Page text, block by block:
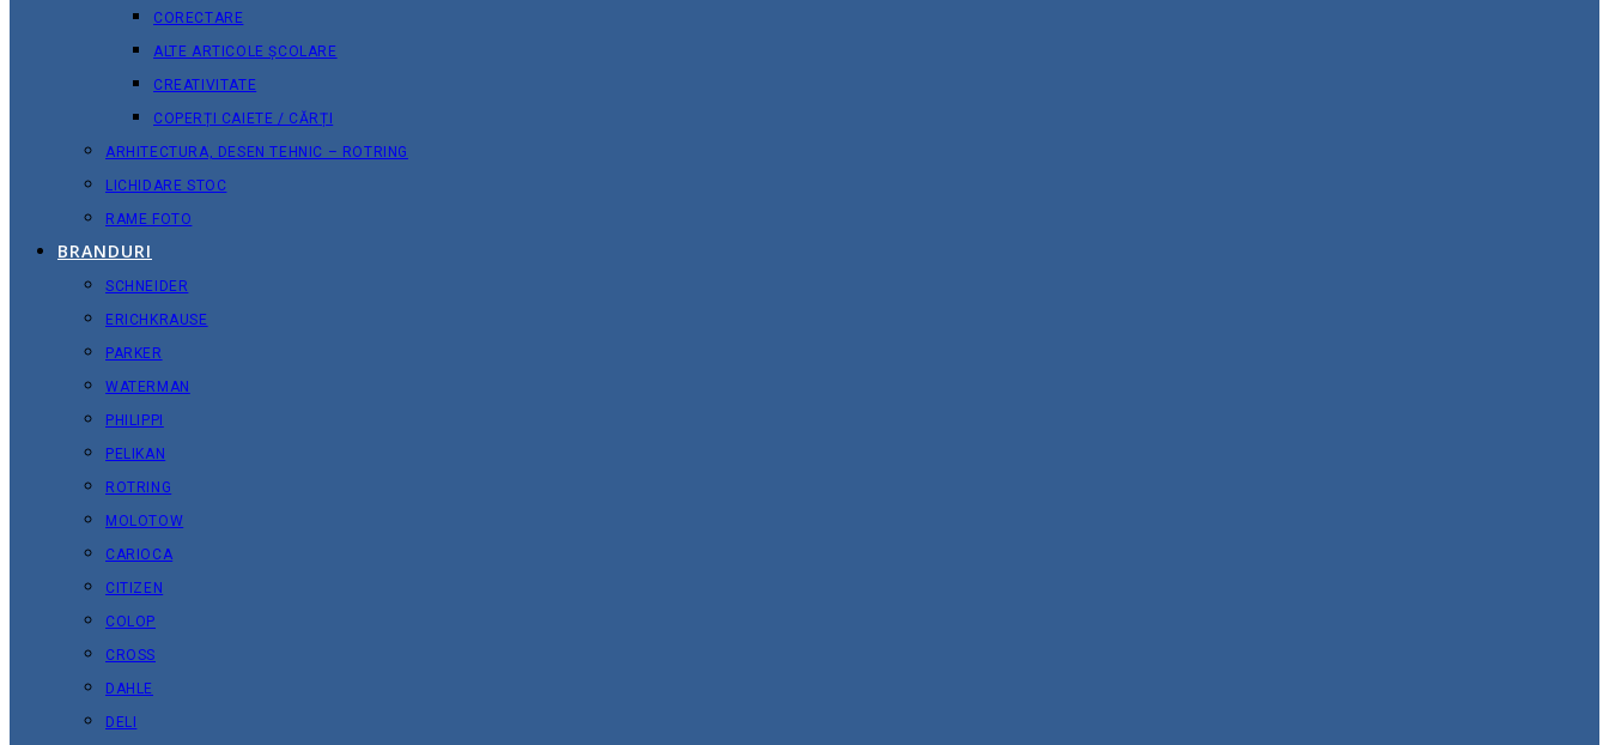
CORECTARE
ALTE ARTICOLE ȘCOLARE
CREATIVITATE
COPERȚI CAIETE / CĂRȚI
ARHITECTURA, DESEN TEHNIC – ROTRING
LICHIDARE STOC
RAME FOTO
BRANDURI
SCHNEIDER
ERICHKRAUSE
PARKER
WATERMAN
PHILIPPI
PELIKAN
ROTRING
MOLOTOW
CARIOCA
CITIZEN
COLOP
CROSS
DAHLE
DELI